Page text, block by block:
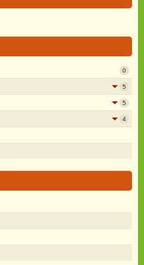
0
5
5
4